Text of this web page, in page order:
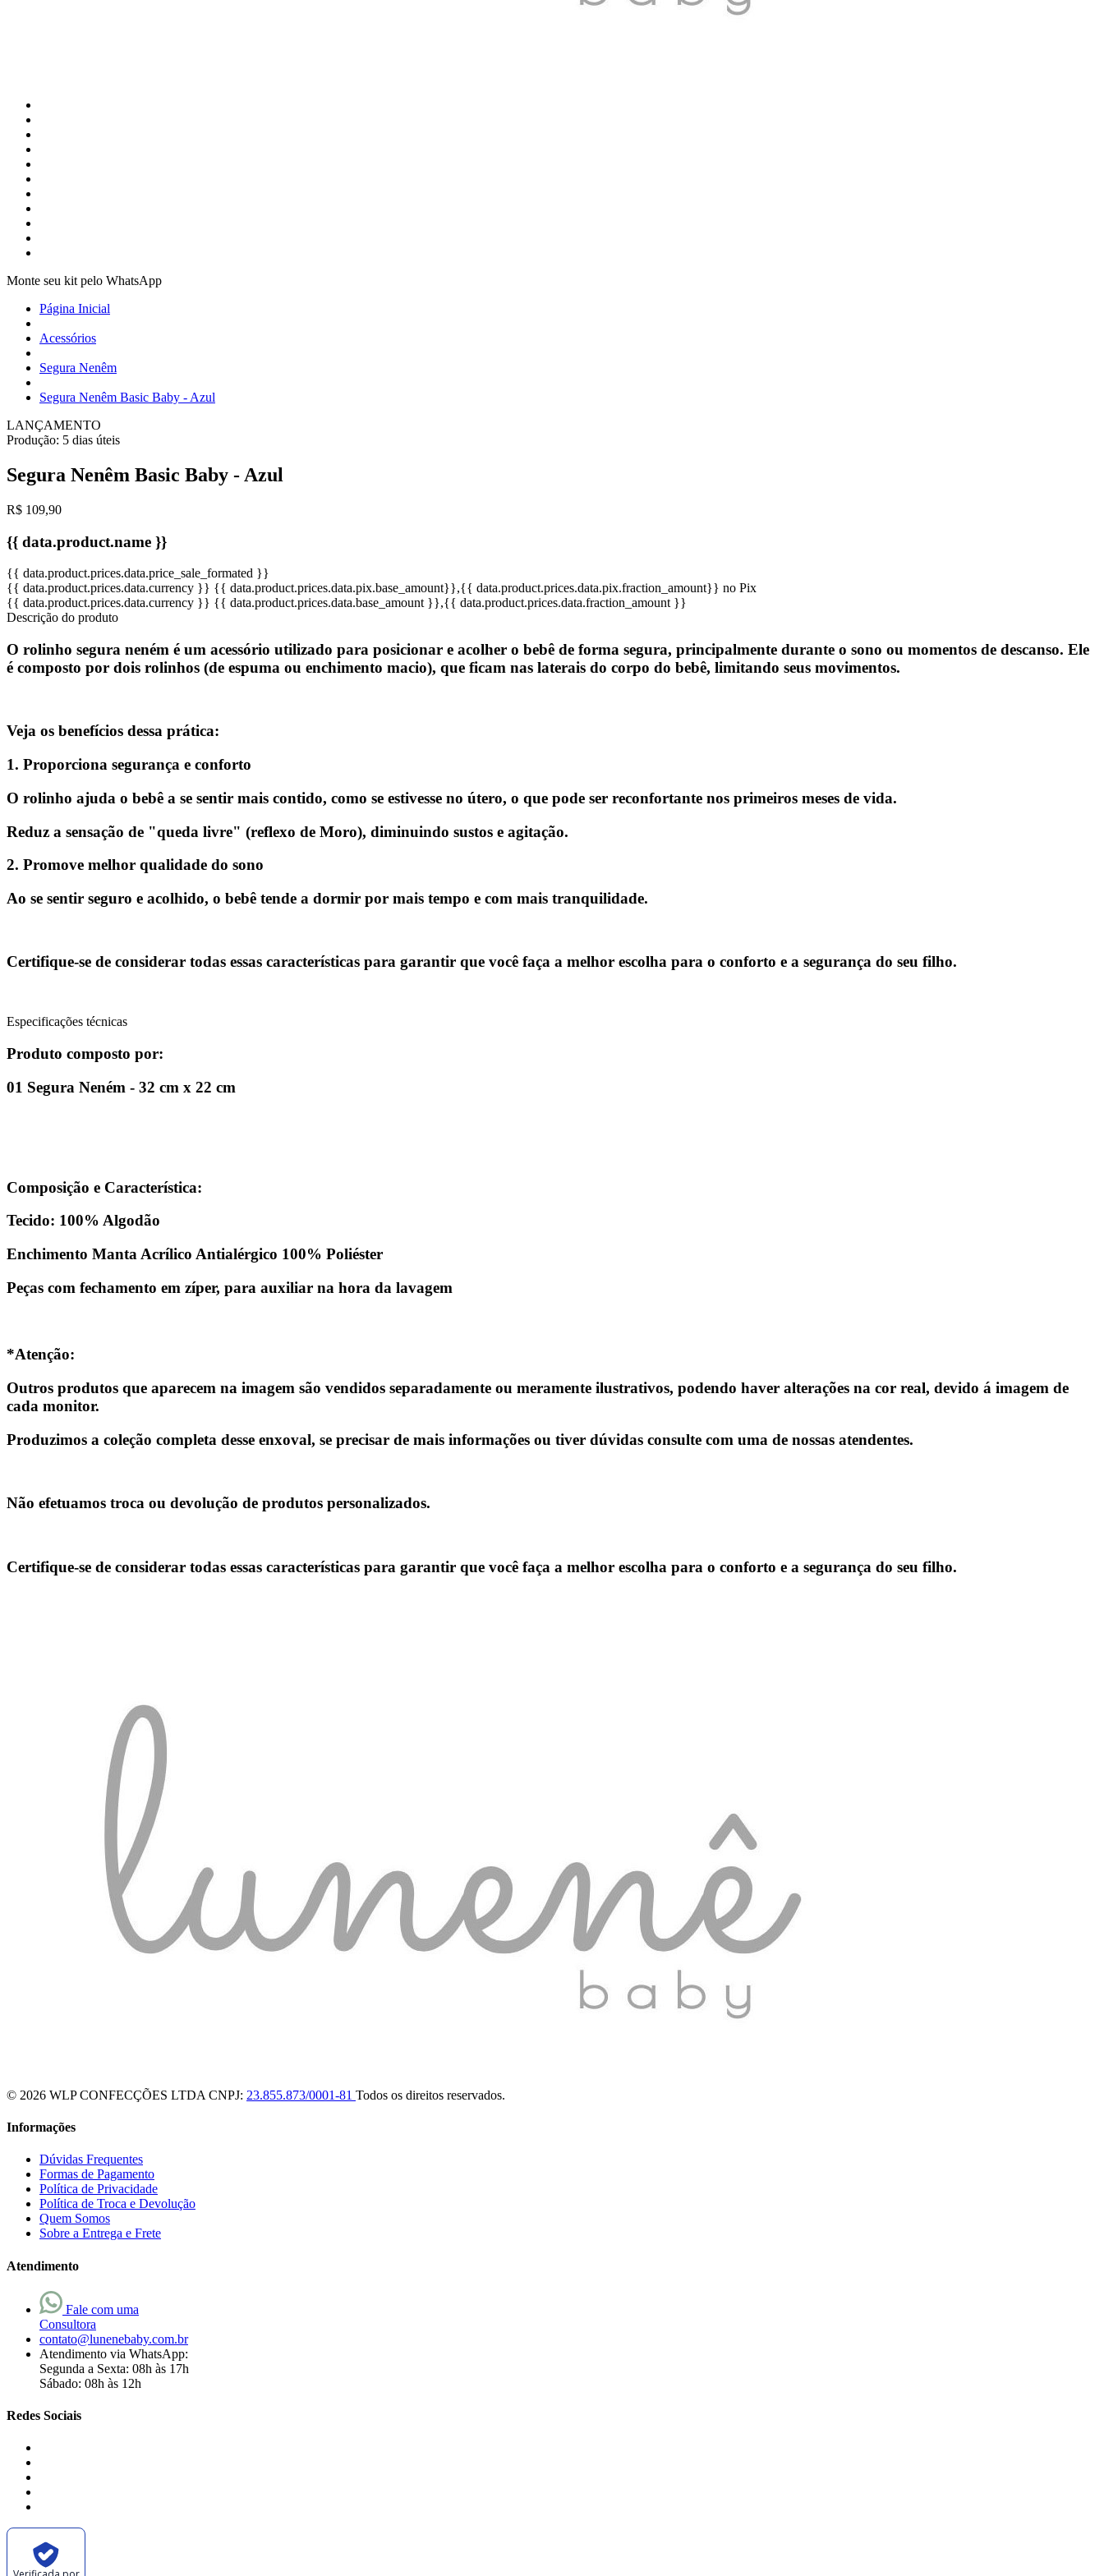
Monte seu kit pelo WhatsApp
Página Inicial
Acessórios
Segura Nenêm
Segura Nenêm Basic Baby - Azul
LANÇAMENTO
Produção: 5 dias úteis
Segura Nenêm Basic Baby - Azul
R$ 109,90
{{ data.product.name }}
{{ data.product.prices.data.price_sale_formated }}
{{ data.product.prices.data.currency }} {{ data.product.prices.data.pix.base_amount}},{{ data.product.prices.data.pix.fraction_amount}} no Pix
{{ data.product.prices.data.currency }} {{ data.product.prices.data.base_amount }},{{ data.product.prices.data.fraction_amount }}
Descrição do produto
O rolinho segura neném é um acessório utilizado para posicionar e acolher o bebê de forma segura, principalmente durante o sono ou momentos de descanso. Ele
é composto por dois rolinhos (de espuma ou enchimento macio), que ficam nas laterais do corpo do bebê, limitando seus movimentos.
Veja os benefícios dessa prática:
1. Proporciona segurança e conforto
O rolinho ajuda o bebê a se sentir mais contido, como se estivesse no útero, o que pode ser reconfortante nos primeiros meses de vida.
Reduz a sensação de "queda livre" (reflexo de Moro), diminuindo sustos e agitação.
2. Promove melhor qualidade do sono
Ao se sentir seguro e acolhido, o bebê tende a dormir por mais tempo e com mais tranquilidade.
Certifique-se de considerar todas essas características para garantir que você faça a melhor escolha para o conforto e a segurança do seu filho.
Especificações técnicas
Produto composto por:
01 Segura Neném - 32 cm x 22 cm
Composição e Característica:
Tecido: 100% Algodão
Enchimento Manta Acrílico Antialérgico 100% Poliéster
Peças com fechamento em zíper, para auxiliar na hora da lavagem
*Atenção:
Outros produtos que aparecem na imagem são vendidos separadamente ou meramente ilustrativos, podendo haver alterações na cor real, devido á imagem de
cada monitor.
Produzimos a coleção completa desse enxoval, se precisar de mais informações ou tiver dúvidas consulte com uma de nossas atendentes.
Não efetuamos troca ou devolução de produtos personalizados.
Certifique-se de considerar todas essas características para garantir que você faça a melhor escolha para o conforto e a segurança do seu filho.
© 2026 WLP CONFECÇÕES LTDA CNPJ: 23.855.873/0001-81 Todos os direitos reservados.
Informações
Dúvidas Frequentes
Formas de Pagamento
Política de Privacidade
Política de Troca e Devolução
Quem Somos
Sobre a Entrega e Frete
Atendimento
Fale com uma
Consultora
contato@lunenebaby.com.br
Atendimento via WhatsApp:
Segunda a Sexta: 08h às 17h
Sábado: 08h às 12h
Redes Sociais